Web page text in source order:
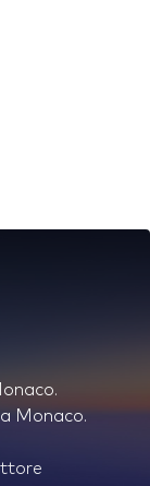
Monaco.